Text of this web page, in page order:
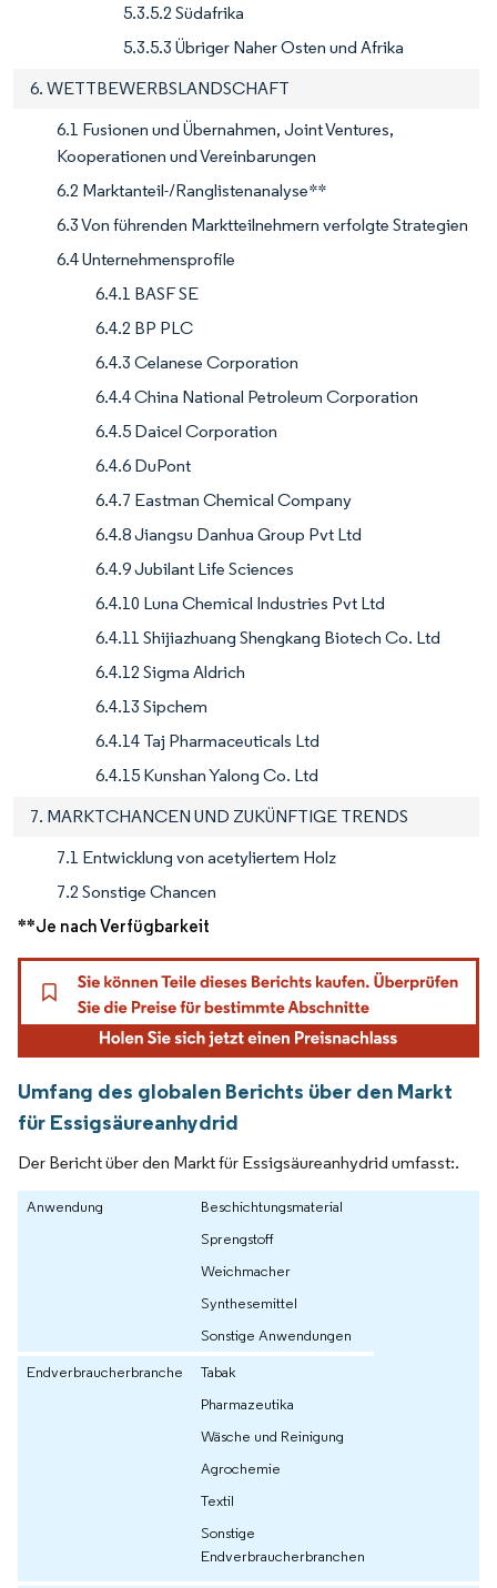
5.3.5.2 Südafrika
5.3.5.3 Übriger Naher Osten und Afrika
6. WETTBEWERBSLANDSCHAFT
6.1 Fusionen und Übernahmen, Joint Ventures,
Kooperationen und Vereinbarungen
6.2 Marktanteil-/Ranglistenanalyse**
6.3 Von führenden Marktteilnehmern verfolgte Strategien
6.4 Unternehmensprofile
6.4.1 BASF SE
6.4.2 BP PLC
6.4.3 Celanese Corporation
6.4.4 China National Petroleum Corporation
6.4.5 Daicel Corporation
6.4.6 DuPont
6.4.7 Eastman Chemical Company
6.4.8 Jiangsu Danhua Group Pvt Ltd
6.4.9 Jubilant Life Sciences
6.4.10 Luna Chemical Industries Pvt Ltd
6.4.11 Shijiazhuang Shengkang Biotech Co. Ltd
6.4.12 Sigma Aldrich
6.4.13 Sipchem
6.4.14 Taj Pharmaceuticals Ltd
6.4.15 Kunshan Yalong Co. Ltd
7. MARKTCHANCEN UND ZUKÜNFTIGE TRENDS
7.1 Entwicklung von acetyliertem Holz
7.2 Sonstige Chancen
**Je nach Verfügbarkeit
Umfang des globalen Berichts über den Markt
für Essigsäureanhydrid
Der Bericht über den Markt für Essigsäureanhydrid umfasst:.
Anwendung
Beschichtungsmaterial
Sprengstoff
Weichmacher
Synthesemittel
Sonstige Anwendungen
Endverbraucherbranche
Tabak
Pharmazeutika
Wäsche und Reinigung
Agrochemie
Textil
Sonstige
Endverbraucherbranchen